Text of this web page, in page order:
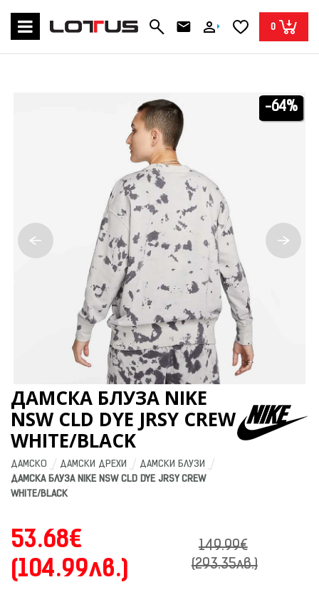
0
-64%
ДАМСКА БЛУЗА NIKE
NSW CLD DYE JRSY CREW
WHITE/BLACK
ДАМСКО ДАМСКИ ДРЕХИ
ДАМСКИ БЛУЗИ
ДАМСКА БЛУЗА NIKE NSW CLD DYE JRSY CREW
WHITE/BLACK
53.68€
(104.99лв.)
149.99€
(293.35лв.)